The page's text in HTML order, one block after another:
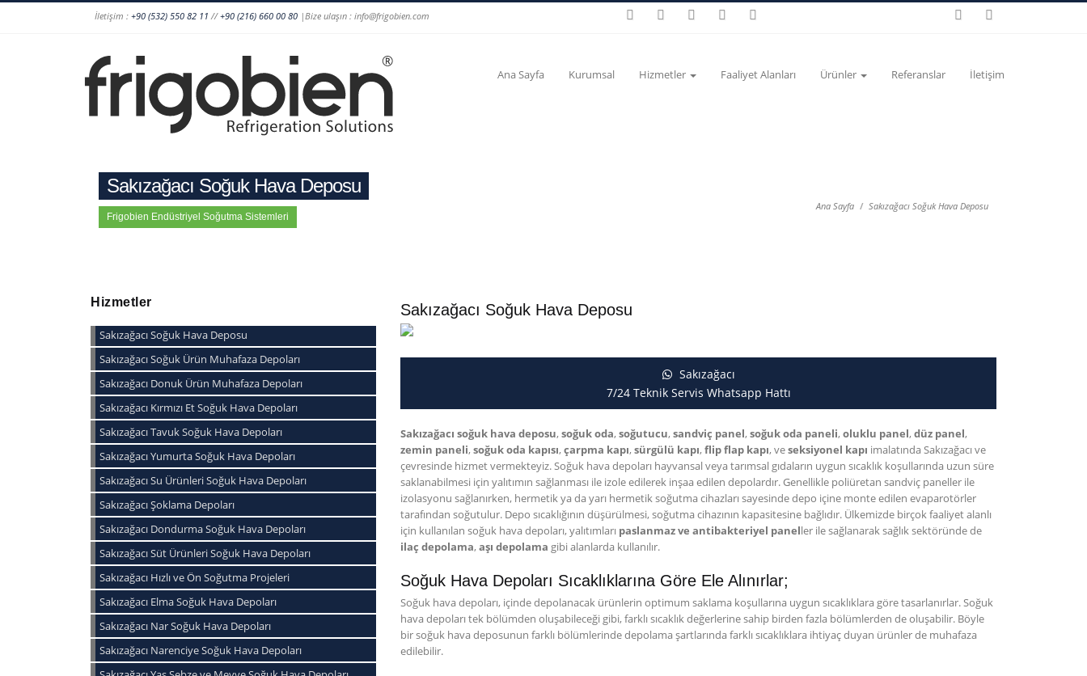
İletişim : +90 (532) 550 82 11 //+90 (216) 660 00 80 |Bize ulaşın : info@frigobien.com
Ana Sayfa Kurumsal Hizmetler Faaliyet Alanları Ürünler Referanslar İletişim
Sakızağacı Soğuk Hava Deposu
Frigobien Endüstriyel Soğutma Sistemleri
Ana Sayfa Sakızağacı Soğuk Hava Deposu
Sakızağacı Soğuk Hava Deposu
Sakızağacı
7/24 Teknik Servis Whatsapp Hattı
Sakızağacı soğuk hava deposu,soğuk oda,soğutucu,sandviç panel,soğuk oda paneli,oluklu panel,düz panel,
zemin paneli,soğuk oda kapısı,çarpma kapı,sürgülü kapı,flip flap kapı, veseksiyonel kapı imalatında Sakızağacı ve
çevresinde hizmet vermekteyiz. Soğuk hava depoları hayvansal veya tarımsal gıdaların uygun sıcaklık koşullarında uzun süre
saklanabilmesi için yalıtımın sağlanması ile izole edilerek inşaa edilen depolardır. Genellikle poliüretan sandviç paneller ile
izolasyonu sağlanırken, hermetik ya da yarı hermetik soğutma cihazları sayesinde depo içine monte edilen evaparotörler
tarafından soğutulur. Depo sıcaklığının düşürülmesi, soğutma cihazının kapasitesine bağlıdır. Ülkemizde birçok faaliyet alanlı
için kullanılan soğuk hava depoları, yalıtımları paslanmaz ve antibakteriyel paneller ile sağlanarak sağlık sektöründe de
ilaç depolama,aşı depolama gibi alanlarda kullanılır.
Soğuk Hava Depoları Sıcaklıklarına Göre Ele Alınırlar;
Soğuk hava depoları, içinde depolanacak ürünlerin optimum saklama koşullarına uygun sıcaklıklara göre tasarlanırlar. Soğuk
hava depoları tek bölümden oluşabileceği gibi, farklı sıcaklık değerlerine sahip birden fazla bölümlerden de oluşabilir. Böyle
bir soğuk hava deposunun farklı bölümlerinde depolama şartlarında farklı sıcaklıklara ihtiyaç duyan ürünler de muhafaza
edilebilir.
Hizmetler
Sakızağacı Soğuk Hava Deposu
Sakızağacı Soğuk Ürün Muhafaza Depoları
Sakızağacı Donuk Ürün Muhafaza Depoları
Sakızağacı Kırmızı Et Soğuk Hava Depoları
Sakızağacı Tavuk Soğuk Hava Depoları
Sakızağacı Yumurta Soğuk Hava Depoları
Sakızağacı Su Ürünleri Soğuk Hava Depoları
Sakızağacı Şoklama Depoları
Sakızağacı Dondurma Soğuk Hava Depoları
Sakızağacı Süt Ürünleri Soğuk Hava Depoları
Sakızağacı Hızlı ve Ön Soğutma Projeleri
Sakızağacı Elma Soğuk Hava Depoları
Sakızağacı Nar Soğuk Hava Depoları
Sakızağacı Narenciye Soğuk Hava Depoları